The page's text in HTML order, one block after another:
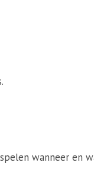
wanneer en